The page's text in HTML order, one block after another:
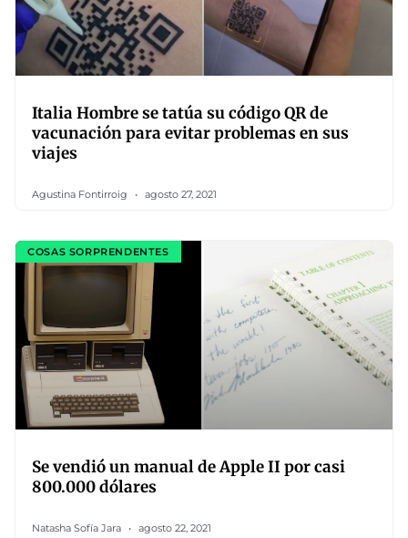
Italia Hombre se tatúa su código QR de
vacunación para evitar problemas en sus
viajes
Agustina Fontirroig agosto 27, 2021
COSAS SORPRENDENTES
Se vendió un manual de Apple II por casi
800.000 dólares
Natasha Sofía Jara agosto 22, 2021